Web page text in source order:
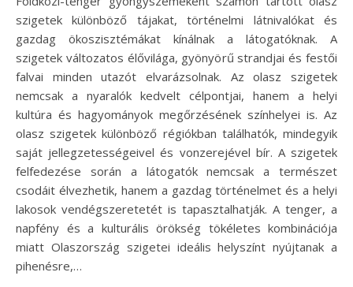
szigetek különböző tájakat, történelmi látnivalókat és
gazdag ökoszisztémákat kínálnak a látogatóknak. A
szigetek változatos élővilága, gyönyörű strandjai és festői
falvai minden utazót elvarázsolnak. Az olasz szigetek
nemcsak a nyaralók kedvelt célpontjai, hanem a helyi
kultúra és hagyományok megőrzésének színhelyei is. Az
olasz szigetek különböző régiókban találhatók, mindegyik
saját jellegzetességeivel és vonzerejével bír. A szigetek
felfedezése során a látogatók nemcsak a természet
csodáit élvezhetik, hanem a gazdag történelmet és a helyi
lakosok vendégszeretetét is tapasztalhatják. A tenger, a
napfény és a kulturális örökség tökéletes kombinációja
miatt Olaszország szigetei ideális helyszínt nyújtanak a
pihenésre,…